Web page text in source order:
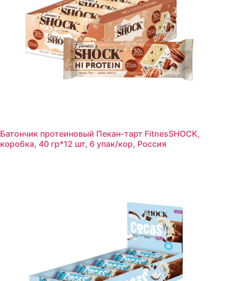
Батончик протеиновый Пекан-тарт FitnesSHOCK,
коробка, 40 гр*12 шт, 6 упак/кор, Россия